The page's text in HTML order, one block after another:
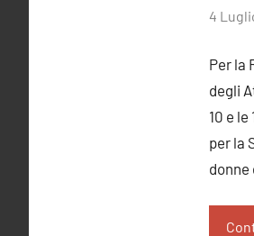
4
Per la
degli
10 e
per la
donne